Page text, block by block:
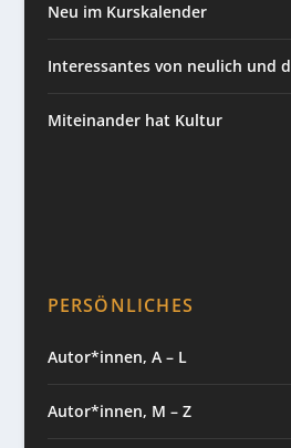
Neu im Kurskalender
Interessantes von neulich und
Miteinander hat Kultur
PERSÖNLICHES
Autor*innen, A – L
Autor*innen, M – Z